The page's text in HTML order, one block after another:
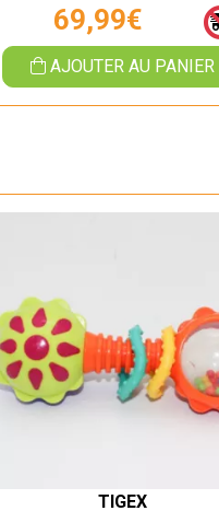
69,99€
AJOUTER AU PANIER
TIGEX